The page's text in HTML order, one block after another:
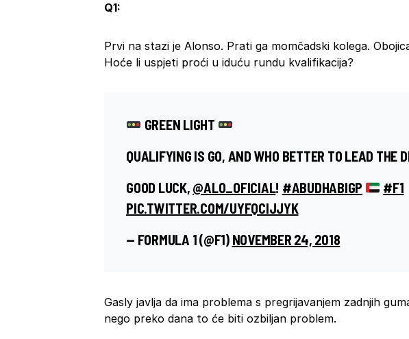
Q1:
Prvi na stazi je Alonso. Prati ga momčadski kolega.
Hoće li uspjeti proći u iduću rundu kvalifikacija?
GREEN LIGHT
QUALIFYING IS GO, AND WHO BETTER TO LEAD THE
GOOD LUCK, @ALO_OFICIAL! #ABUDHABIGP
#F1
PIC.TWITTER.COM/UYFQCIJJYK
— FORMULA 1 (@F1) NOVEMBER 24, 2018
Gasly javlja da ima problema s pregrijavanjem zadnjih
nego preko dana to će biti ozbiljan problem.